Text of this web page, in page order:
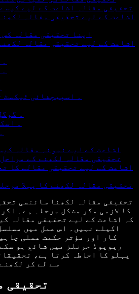
تحقیقی مقالہ اشاعت کے لیے
اشاعت کے لیے تحقیقی مقالہ
اپنا تحقیقی مقالہ
اشاعت کے لیے تحقیقی مقالہ
5۔ اسپیچفائی
7۔
8۔
اشاعت کے لیے نمونہ مقالہ
تحقیقی مقالہ لکھنے کے
اشاعت کے لیے تحقیقی مقالے کا
تحقیقی مقالہ لکھنے کا پہلا
تحقیقی مقالہ لکھنا سائنسی
کا لازمی مگر مشکل مرحلہ ہے۔
کہ اشاعت کے لیے تحقیقی مقالہ
اکیلے نہیں۔ اس عمل میں
کار اور مؤثر حکمت عملی
ریویوڈ جرنلز میں شائع ہو
پہلو کا احاطہ کرتا ہے،
سے لے کر
تحقیقی